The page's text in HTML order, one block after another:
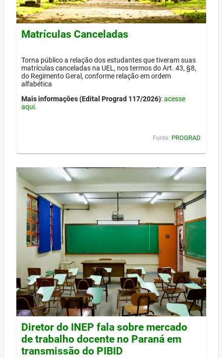
Matrículas Canceladas
Torna público a relação dos estudantes que tiveram suas
matrículas canceladas na UEL, nos termos do Art. 43, §8,
do Regimento Geral, conforme relação em ordem
alfabética
Mais informações (Edital Prograd 117/2026):acesse
aqui.
Fonte: PROGRAD
Diretor do INEP fala sobre mercado
de trabalho docente no Paraná em
transmissão do PIBID